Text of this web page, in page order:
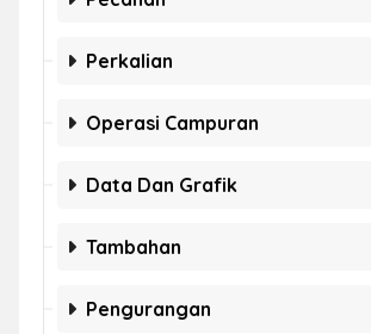
Perkalian
Operasi Campuran
Data Dan Grafik
Tambahan
Pengurangan